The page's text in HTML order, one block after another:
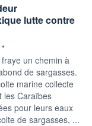
lutte contre
•
un chemin à
de sargasses.
marine collecte
les Caraïbes
pour leurs eaux
de sargasses, ...